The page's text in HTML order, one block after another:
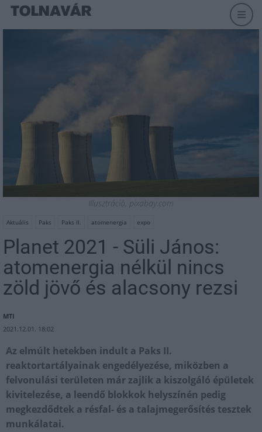
Illusztráció, pixabay.com
Aktuális Paks Paks II. atomenergia expo
Planet 2021 - Süli János:
atomenergia nélkül nincs
zöld jövő és alacsony rezsi
MTI
2021.12.01. 18:02
Az elmúlt hetekben indult a Paks II.
reaktortartályainak engedélyezése, miközben a
felvonulási területen már zajlik a kiszolgáló épületek
kivitelezése, a leendő blokkok helyszínén pedig
megkezdődtek a résfal- és a talajmegerősítés tesztek
munkálatai.